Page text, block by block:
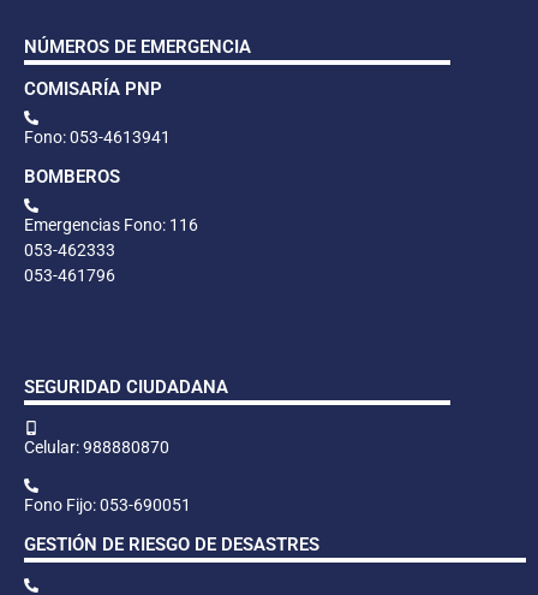
NÚMEROS DE EMERGENCIA
COMISARÍA PNP
Fono: 053-4613941
BOMBEROS
Emergencias Fono: 116
053-462333
053-461796
SEGURIDAD CIUDADANA
Celular: 988880870
Fono Fijo: 053-690051
GESTIÓN DE RIESGO DE DESASTRES